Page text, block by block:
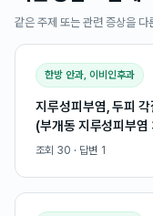
같은 주제 또는 관련 증상을 다
한방 안과, 이비인후과
지루성피부염, 두피
(부개동 지루성피부염
조회 30 · 답변 1